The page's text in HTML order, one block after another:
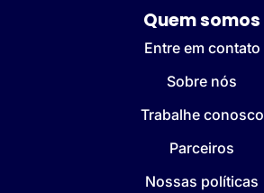
Quem somos
Entre em contato
Sobre nós
Trabalhe conosco
Parceiros
Nossas políticas